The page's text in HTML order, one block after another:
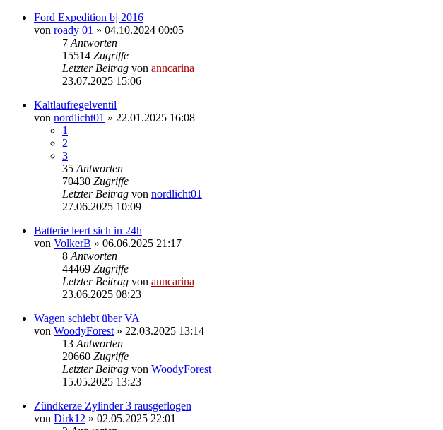
Ford Expedition bj 2016
von roady 01 » 04.10.2024 00:05
7 Antworten
15514 Zugriffe
Letzter Beitrag von anncarina
23.07.2025 15:06
Kaltlaufregelventil
von nordlicht01 » 22.01.2025 16:08
1
2
3
35 Antworten
70430 Zugriffe
Letzter Beitrag von nordlicht01
27.06.2025 10:09
Batterie leert sich in 24h
von VolkerB » 06.06.2025 21:17
8 Antworten
44469 Zugriffe
Letzter Beitrag von anncarina
23.06.2025 08:23
Wagen schiebt über VA
von WoodyForest » 22.03.2025 13:14
13 Antworten
20660 Zugriffe
Letzter Beitrag von WoodyForest
15.05.2025 13:23
Zündkerze Zylinder 3 rausgeflogen
von Dirk12 » 02.05.2025 22:01